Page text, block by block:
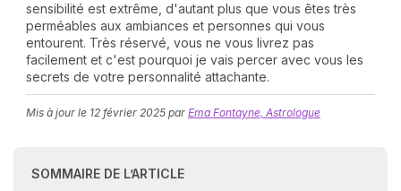
sensibilité est extrême, d'autant plus que vous êtes très
perméables aux ambiances et personnes qui vous
entourent. Très réservé, vous ne vous livrez pas
facilement et c'est pourquoi je vais percer avec vous les
secrets de votre personnalité attachante.
Mis à jour le 12 février 2025 par Ema Fontayne, Astrologue
SOMMAIRE DE L’ARTICLE